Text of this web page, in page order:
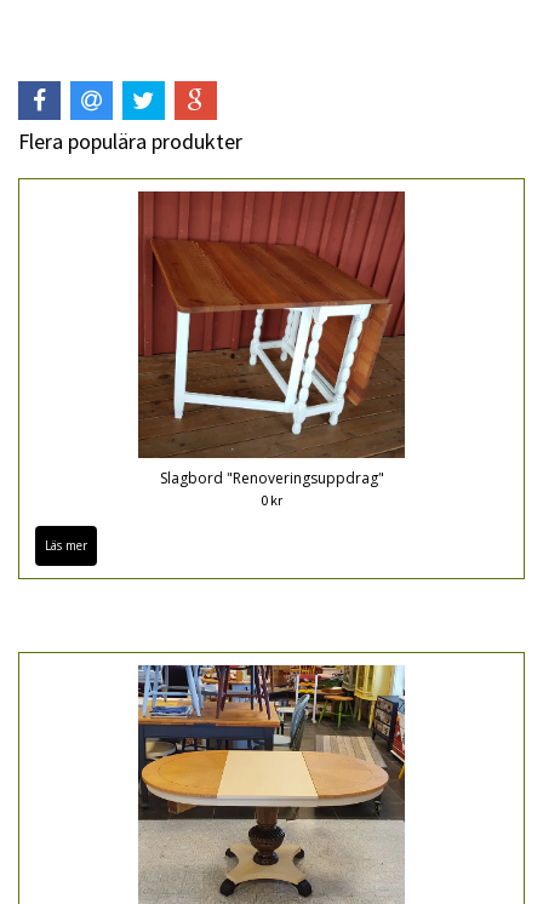
Flera populära produkter
Slagbord "Renoveringsuppdrag"
0 kr
Läs mer